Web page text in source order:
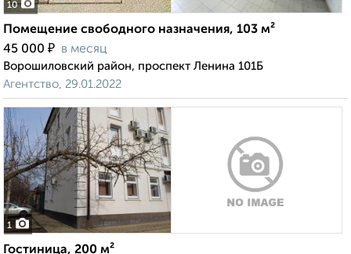
10
Помещение свободного назначения, 103 м²
45 000 ₽ в месяц
Ворошиловский район, проспект Ленина 101Б
Агентство, 29.01.2022
1
Гостиница, 200 м²